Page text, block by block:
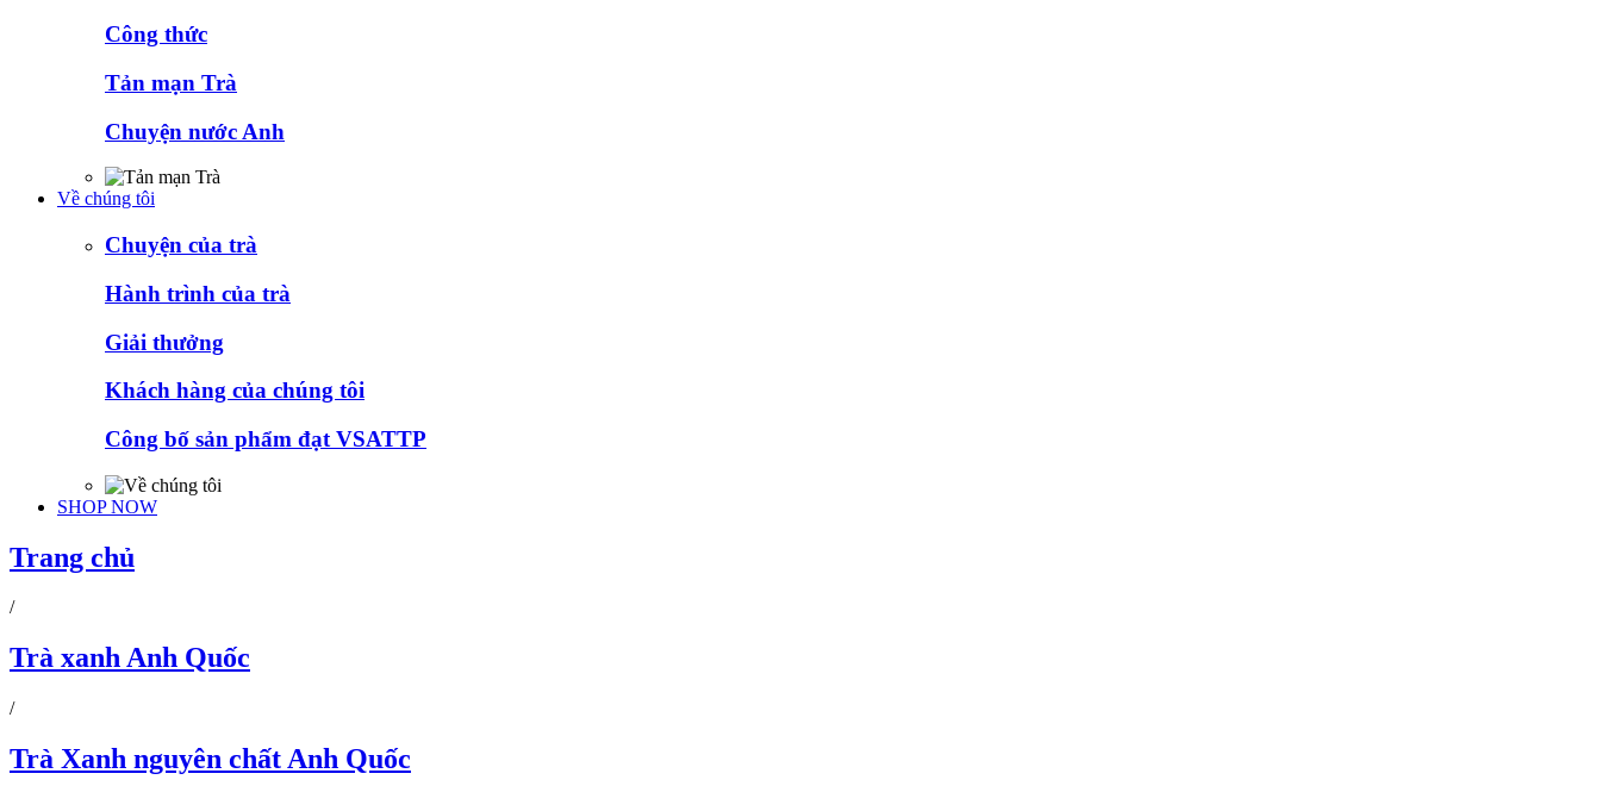
Công thức
Tản mạn Trà
Chuyện nước Anh
Về chúng tôi
Chuyện của trà
Hành trình của trà
Giải thưởng
Khách hàng của chúng tôi
Công bố sản phẩm đạt VSATTP
SHOP NOW
Trang chủ
/
Trà xanh Anh Quốc
/
Trà Xanh nguyên chất Anh Quốc